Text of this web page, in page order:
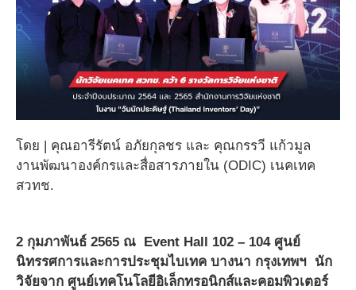
โดย | คุณอารีรัตน์ อภัยกุลชร และ คุณกรรวี แก้วมูล
งานพัฒนาองค์กรและสื่อสารภายใน (ODIC) เนคเทค
สวทช.
2 กุมภาพันธ์ 2565 ณ Event Hall 102 – 104 ศูนย์
นิทรรศการและการประชุมไบเทค บางนา กรุงเทพฯ นัก
วิจัยจาก ศูนย์เทคโนโลยีอิเล็กทรอนิกส์และคอมพิวเตอร์